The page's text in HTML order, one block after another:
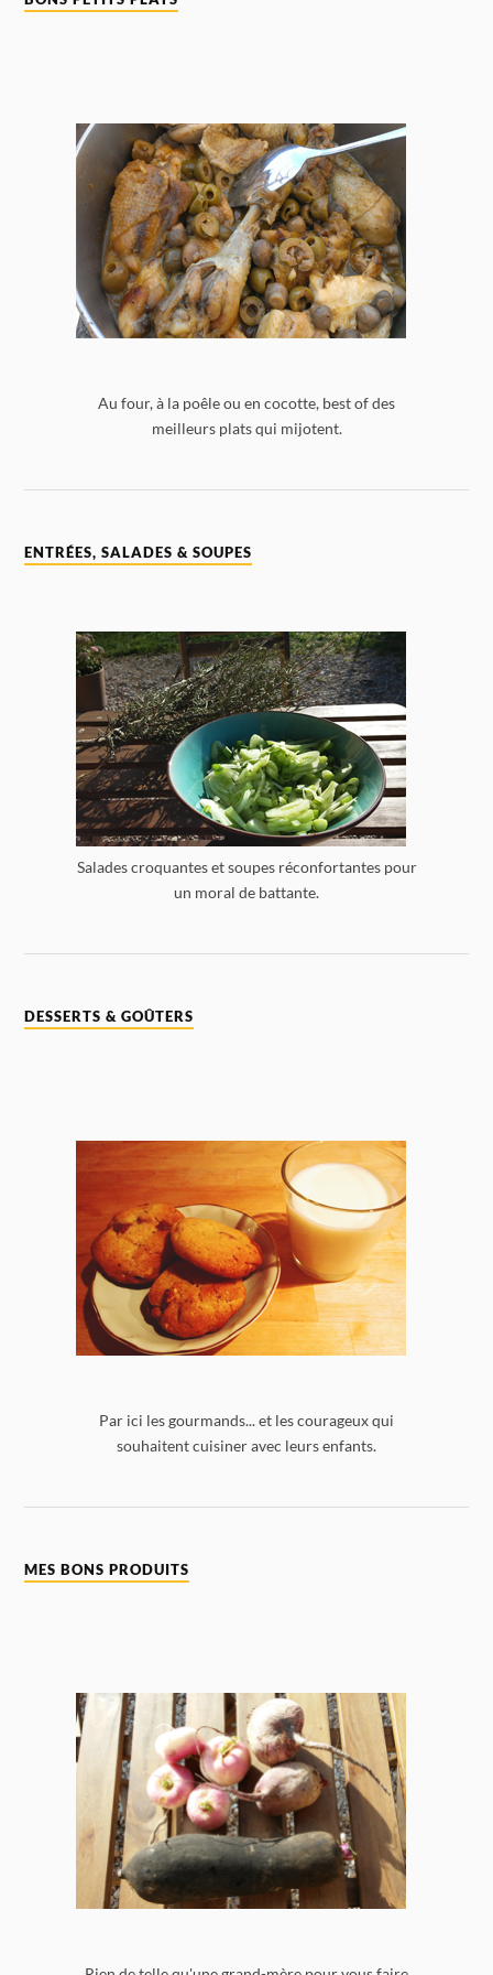
Au four, à la poêle ou en cocotte, best of des
meilleurs plats qui mijotent.
ENTRÉES, SALADES & SOUPES
Salades croquantes et soupes réconfortantes pour
un moral de battante.
DESSERTS & GOÛTERS
Par ici les gourmands... et les courageux qui
souhaitent cuisiner avec leurs enfants.
MES BONS PRODUITS